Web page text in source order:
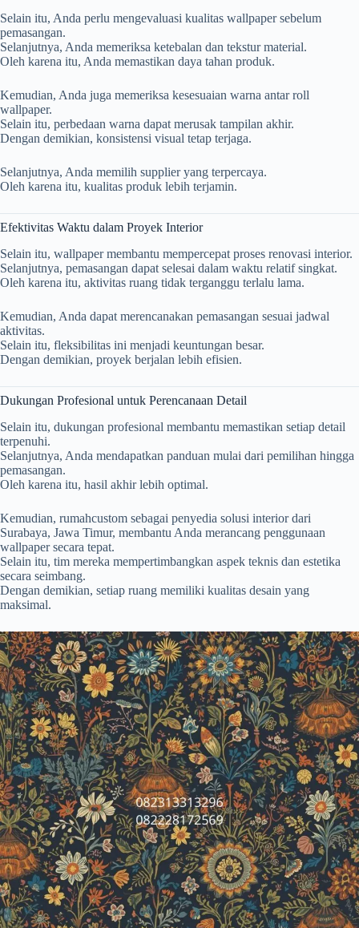
Selain itu, Anda perlu mengevaluasi kualitas wallpaper sebelum
pemasangan.
Selanjutnya, Anda memeriksa ketebalan dan tekstur material.
Oleh karena itu, Anda memastikan daya tahan produk.
Kemudian, Anda juga memeriksa kesesuaian warna antar roll
wallpaper.
Selain itu, perbedaan warna dapat merusak tampilan akhir.
Dengan demikian, konsistensi visual tetap terjaga.
Selanjutnya, Anda memilih supplier yang terpercaya.
Oleh karena itu, kualitas produk lebih terjamin.
Efektivitas Waktu dalam Proyek Interior
Selain itu, wallpaper membantu mempercepat proses renovasi interior.
Selanjutnya, pemasangan dapat selesai dalam waktu relatif singkat.
Oleh karena itu, aktivitas ruang tidak terganggu terlalu lama.
Kemudian, Anda dapat merencanakan pemasangan sesuai jadwal
aktivitas.
Selain itu, fleksibilitas ini menjadi keuntungan besar.
Dengan demikian, proyek berjalan lebih efisien.
Dukungan Profesional untuk Perencanaan Detail
Selain itu, dukungan profesional membantu memastikan setiap detail
terpenuhi.
Selanjutnya, Anda mendapatkan panduan mulai dari pemilihan hingga
pemasangan.
Oleh karena itu, hasil akhir lebih optimal.
Kemudian, rumahcustom sebagai penyedia solusi interior dari
Surabaya, Jawa Timur, membantu Anda merancang penggunaan
wallpaper secara tepat.
Selain itu, tim mereka mempertimbangkan aspek teknis dan estetika
secara seimbang.
Dengan demikian, setiap ruang memiliki kualitas desain yang
maksimal.